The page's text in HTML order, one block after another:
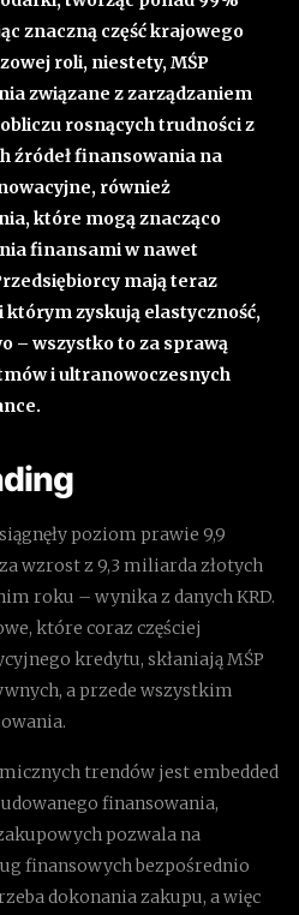
znaczną część krajowego
roli, niestety, MŚP
związane z zarządzaniem
rosnących trudności z
źródeł finansowania na
również
które mogą znacząco
finansami w nawet
mają teraz
którym zyskują elastyczność,
– wszystko to za sprawą
i ultranowoczesnych
poziom prawie 9,9
wzrost z 9,3 miliarda złotych
roku – wynika z danych KRD.
które coraz częściej
kredytu, skłaniają MŚP
a przede wszystkim
trendów jest embedded
finansowania,
pozwala na
finansowych bezpośrednio
dokonania zakupu, a więc